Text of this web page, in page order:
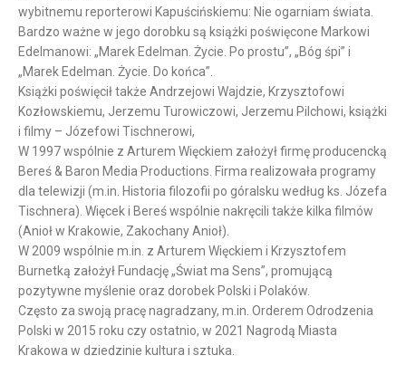
wybitnemu reporterowi Kapuścińskiemu: Nie ogarniam świata.
Bardzo ważne w jego dorobku są książki poświęcone Markowi
Edelmanowi: „Marek Edelman. Życie. Po prostu”, „Bóg śpi” i
„Marek Edelman. Życie. Do końca”.
Książki poświęcił także Andrzejowi Wajdzie, Krzysztofowi
Kozłowskiemu, Jerzemu Turowiczowi, Jerzemu Pilchowi, książki
i filmy – Józefowi Tischnerowi,
W 1997 wspólnie z Arturem Więckiem założył firmę producencką
Bereś & Baron Media Productions. Firma realizowała programy
dla telewizji (m.in. Historia filozofii po góralsku według ks. Józefa
Tischnera). Więcek i Bereś wspólnie nakręcili także kilka filmów
(Anioł w Krakowie, Zakochany Anioł).
W 2009 wspólnie m.in. z Arturem Więckiem i Krzysztofem
Burnetką założył Fundację „Świat ma Sens”, promującą
pozytywne myślenie oraz dorobek Polski i Polaków.
Często za swoją pracę nagradzany, m.in. Orderem Odrodzenia
Polski w 2015 roku czy ostatnio, w 2021 Nagrodą Miasta
Krakowa w dziedzinie kultura i sztuka.